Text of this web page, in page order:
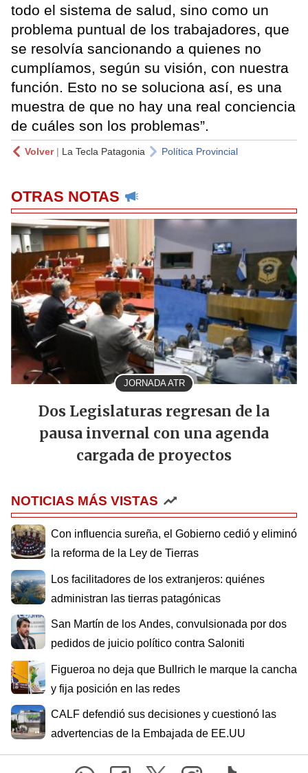
todo el sistema de salud, sino como un
problema puntual de los trabajadores, que
se resolvía sancionando a quienes no
cumplíamos, según su visión, con nuestra
función. Esto no se soluciona así, es una
muestra de que no hay una real conciencia
de cuáles son los problemas”.
Volver| La Tecla Patagonia Política Provincial
OTRAS NOTAS
JORNADA ATR
Dos Legislaturas regresan de la
pausa invernal con una agenda
cargada de proyectos
NOTICIAS MÁS VISTAS
Con influencia sureña, el Gobierno cedió y eliminó
la reforma de la Ley de Tierras
Los facilitadores de los extranjeros: quiénes
administran las tierras patagónicas
San Martín de los Andes, convulsionada por dos
pedidos de juicio político contra Saloniti
Figueroa no deja que Bullrich le marque la cancha
y fija posición en las redes
CALF defendió sus decisiones y cuestionó las
advertencias de la Embajada de EE.UU